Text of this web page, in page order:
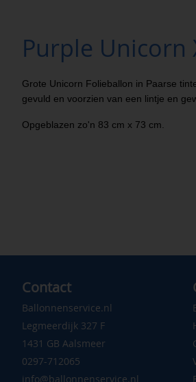
Purple Unicorn
Grote Unicorn Folieballon in Paarse
gevuld en voorzien van een lintje en
Opgeblazen zo'n 83 cm x 73 cm.
Contact
Ballonnenservice.nl
Legmeerdijk 327 F
1431 GB Aalsmeer
0297-712065
info@ballonnenservice.nl